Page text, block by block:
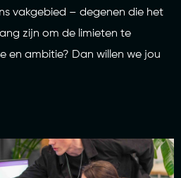
vakgebied – degenen die het
zijn om de limieten te
en ambitie? Dan willen we jou